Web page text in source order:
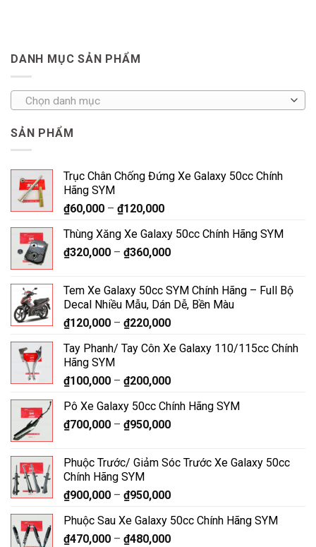
DANH MỤC SẢN PHẨM
Chọn danh mục
SẢN PHẨM
Trục Chân Chống Đứng Xe Galaxy 50cc Chính
Hãng SYM
₫60,000 – ₫120,000
Thùng Xăng Xe Galaxy 50cc Chính Hãng SYM
₫320,000 – ₫360,000
Tem Xe Galaxy 50cc SYM Chính Hãng – Full Bộ
Decal Nhiều Mẫu, Dán Dễ, Bền Màu
₫120,000 – ₫220,000
Tay Phanh/ Tay Côn Xe Galaxy 110/115cc Chính
Hãng SYM
₫100,000 – ₫200,000
Pô Xe Galaxy 50cc Chính Hãng SYM
₫700,000 – ₫950,000
Phuộc Trước/ Giảm Sóc Trước Xe Galaxy 50cc
Chính Hãng SYM
₫900,000 – ₫950,000
Phuộc Sau Xe Galaxy 50cc Chính Hãng SYM
₫470,000 – ₫480,000